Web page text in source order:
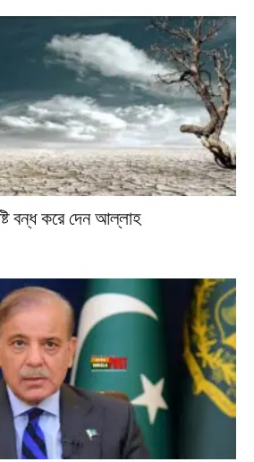
বন্ধ করে দেন আল্লাহ